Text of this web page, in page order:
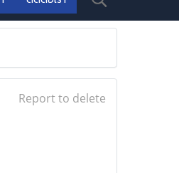
Report to delete